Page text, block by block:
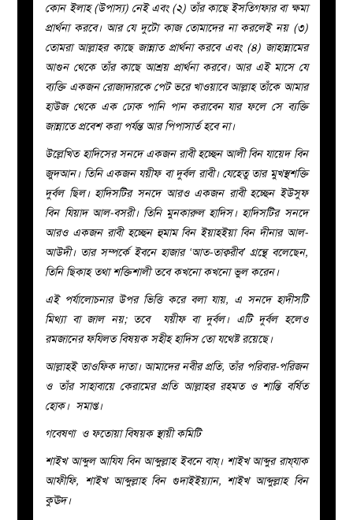
কোন ইলাহ (উপাস্য) নেই এবং (২) তাঁর কাছে ইসতিগফার বা ক্ষমা
প্রার্থনা করবে। আর যে দুটো কাজ তোমাদের না করলেই নয় (৩)
তোমরা আল্লাহর কাছে জান্নাত প্রার্থনা করবে এবং (৪) জাহান্নামের
আগুন থেকে তাঁর কাছে আশ্রয় প্রার্থনা করবে। আর এই মাসে যে
ব্যক্তি একজন রোজাদারকে পেট ভরে খাওয়াবে আল্লাহ তাঁকে আমার
হাউজ থেকে এক ঢোক পানি পান করাবেন যার ফলে সে ব্যক্তি
জান্নাতে প্রবেশ করা পর্যন্ত আর পিপাসার্ত হবে না।
উল্লেখিত হাদিসের সনদে একজন রাবী হচ্ছেন আলী বিন যায়েদ বিন
জুদআন। তিনি একজন যয়ীফ বা দুর্বল রাবী। যেহেতু তার মুখস্থশক্তি
দুর্বল ছিল। হাদিসটির সনদে আরও একজন রাবী হচ্ছেন ইউসুফ
বিন যিয়াদ আল-বসরী। তিনি মুনকারুল হাদিস। হাদিসটির সনদে
আরও একজন রাবী হচ্ছেন হুমাম বিন ইয়াহইয়া বিন দীনার আল-
আউদী। তার সম্পর্কে ইবনে হাজার ‘আত-তাক্বরীব’ গ্রন্থে বলেছেন,
তিনি ছিকাহ তথা শক্তিশালী তবে কখনো কখনো ভুল করেন।
এই পর্যালোচনার উপর ভিত্তি করে বলা যায়, এ সনদে হাদীসটি
মিথ্যা বা জাল নয়; তবে যয়ীফ বা দুর্বল। এটি দুর্বল হলেও
রমজানের ফযিলত বিষয়ক সহীহ হাদিস তো যথেষ্ট রয়েছে।
আল্লাহই তাওফিক দাতা। আমাদের নবীর প্রতি, তাঁর পরিবার-পরিজন
ও তাঁর সাহাবায়ে কেরামের প্রতি আল্লাহর রহমত ও শান্তি বর্ষিত
হোক। সমাপ্ত।
গবেষণা ও ফতোয়া বিষয়ক স্থায়ী কমিটি
শাইখ আব্দুল আযিয বিন আব্দুল্লাহ ইবনে বায্‌। শাইখ আব্দুর রায্‌যাক
আফীফি, শাইখ আব্দুল্লাহ বিন গুদাইইয়্যান, শাইখ আব্দুল্লাহ বিন
কুঊদ।